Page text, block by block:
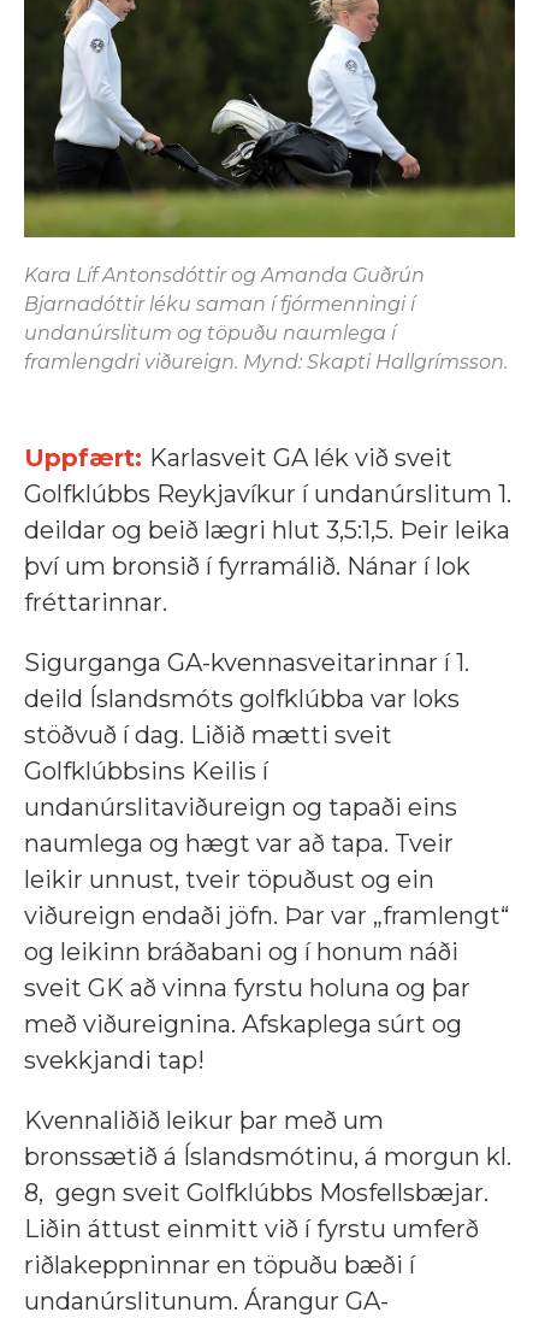
Kara Líf Antonsdóttir og Amanda Guðrún
Bjarnadóttir léku saman í fjórmenningi í
undanúrslitum og töpuðu naumlega í
framlengdri viðureign. Mynd: Skapti Hallgrímsson.
Uppfært: Karlasveit GA lék við sveit
Golfklúbbs Reykjavíkur í undanúrslitum 1.
deildar og beið lægri hlut 3,5:1,5. Þeir leika
því um bronsið í fyrramálið. Nánar í lok
fréttarinnar.
Sigurganga GA-kvennasveitarinnar í 1.
deild Íslandsmóts golfklúbba var loks
stöðvuð í dag. Liðið mætti sveit
Golfklúbbsins Keilis í
undanúrslitaviðureign og tapaði eins
naumlega og hægt var að tapa. Tveir
leikir unnust, tveir töpuðust og ein
viðureign endaði jöfn. Þar var „framlengt“
og leikinn bráðabani og í honum náði
sveit GK að vinna fyrstu holuna og þar
með viðureignina. Afskaplega súrt og
svekkjandi tap!
Kvennaliðið leikur þar með um
bronssætið á Íslandsmótinu, á morgun kl.
8, gegn sveit Golfklúbbs Mosfellsbæjar.
Liðin áttust einmitt við í fyrstu umferð
riðlakeppninnar en töpuðu bæði í
undanúrslitunum. Árangur GA-